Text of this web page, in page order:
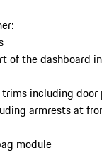
of the dashboard
including door
armrests at
module